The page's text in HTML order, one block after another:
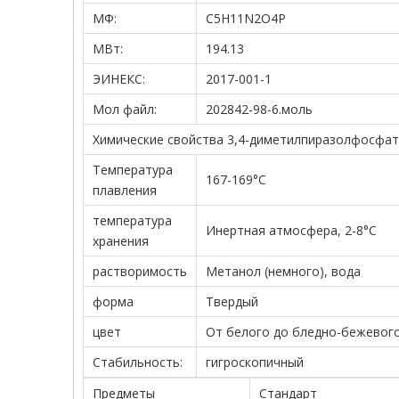
МФ:
C5H11N2O4P
МВт:
194.13
ЭИНЕКС:
2017-001-1
Мол файл:
202842-98-6.моль
Химические свойства 3,4-
Температура
плавления
167-169°С
температура
хранения
Инертная атмосфера, 2-8°C
растворимость
Метанол (немного), вода
форма
Твердый
цвет
От белого до бледно-
Стабильность:
гигроскопичный
Предметы
Стандарт